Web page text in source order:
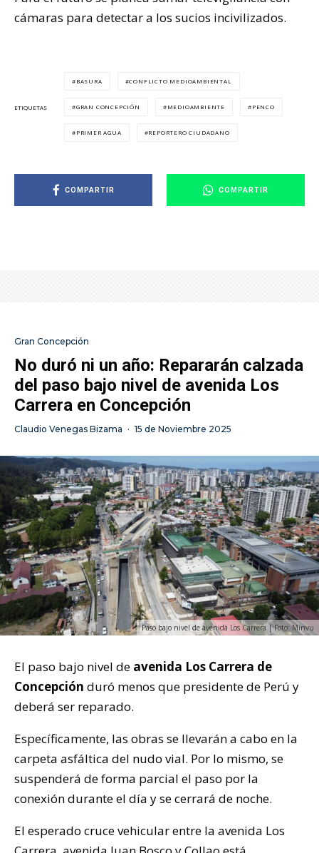
cámaras para detectar a los sucios incivilizados.
ETIQUETAS
BASURA CONFLICTO MEDIOAMBIENTAL
GRAN CONCEPCIÓN MEDIOAMBIENTE PENCO
PRIMER AGUA REPORTERO CIUDADANO
COMPARTIR COMPARTIR
Gran Concepción
No duró ni un año: Repararán calzada
del paso bajo nivel de avenida Los
Carrera en Concepción
Claudio Venegas Bizama · 15 de Noviembre 2025
Paso bajo nivel de avenida Los Carrera | Foto: Minvu
El paso bajo nivel de avenida Los Carrera de
Concepción duró menos que presidente de Perú y
deberá ser reparado.
Específicamente, las obras se llevarán a cabo en la
carpeta asfáltica del nudo vial. Por lo mismo, se
suspenderá de forma parcial el paso por la
conexión durante el día y se cerrará de noche.
El esperado cruce vehicular entre la avenida Los